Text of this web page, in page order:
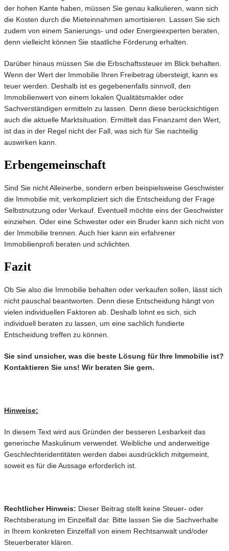
der hohen Kante haben, müssen Sie genau kalkulieren, wann sich
die Kosten durch die Mieteinnahmen amortisieren. Lassen Sie sich
zudem von einem Sanierungs- und oder Energieexperten beraten,
denn vielleicht können Sie staatliche Förderung erhalten.
Darüber hinaus müssen Sie die Erbschaftssteuer im Blick behalten.
Wenn der Wert der Immobilie Ihren Freibetrag übersteigt, kann es
teuer werden. Deshalb ist es gegebenenfalls sinnvoll, den
Immobilienwert von einem lokalen Qualitätsmakler oder
Sachverständigen ermitteln zu lassen. Denn diese berücksichtigen
auch die aktuelle Marktsituation. Ermittelt das Finanzamt den Wert,
ist das in der Regel nicht der Fall, was sich für Sie nachteilig
auswirken kann.
Erbengemeinschaft
Sind Sie nicht Alleinerbe, sondern erben beispielsweise Geschwister
die Immobilie mit, verkompliziert sich die Entscheidung der Frage
Selbstnutzung oder Verkauf. Eventuell möchte eins der Geschwister
einziehen. Oder eine Schwester oder ein Bruder kann sich nicht von
der Immobilie trennen. Auch hier kann ein erfahrener
Immobilienprofi beraten und schlichten.
Fazit
Ob Sie also die Immobilie behalten oder verkaufen sollen, lässt sich
nicht pauschal beantworten. Denn diese Entscheidung hängt von
vielen individuellen Faktoren ab. Deshalb lohnt es sich, sich
individuell beraten zu lassen, um eine sachlich fundierte
Entscheidung treffen zu können.
Sie sind unsicher, was die beste Lösung für Ihre Immobilie ist?
Kontaktieren Sie uns! Wir beraten Sie gern.
Hinweise:
In diesem Text wird aus Gründen der besseren Lesbarkeit das
generische Maskulinum verwendet. Weibliche und anderweitige
Geschlechteridentitäten werden dabei ausdrücklich mitgemeint,
soweit es für die Aussage erforderlich ist.
Rechtlicher Hinweis: Dieser Beitrag stellt keine Steuer- oder
Rechtsberatung im Einzelfall dar. Bitte lassen Sie die Sachverhalte
in Ihrem konkreten Einzelfall von einem Rechtsanwalt und/oder
Steuerberater klären.